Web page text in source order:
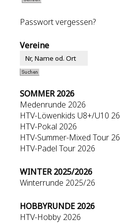
Passwort vergessen?
Vereine
SOMMER 2026
Medenrunde 2026
HTV-Löwenkids U8+/U10 26
HTV-Pokal 2026
HTV-Summer-Mixed Tour 26
HTV-Padel Tour 2026
WINTER 2025/2026
Winterrunde 2025/26
HOBBYRUNDE 2026
HTV-Hobby 2026